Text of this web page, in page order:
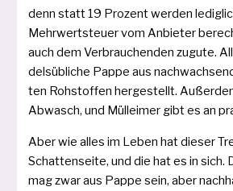
denn statt 19 Prozent wer­den
Mehrwertsteuer vom Anbieter
auch dem Verbrauchenden zugu­te.
dels­üb­li­che Pappe aus
ten Rohstoffen her­ge­stellt.
Abwasch, und Mülleimer gibt es an
Aber wie alles im Leben hat die­ser
Schattenseite, und die hat es in sich.
mag zwar aus Pappe sein, aber